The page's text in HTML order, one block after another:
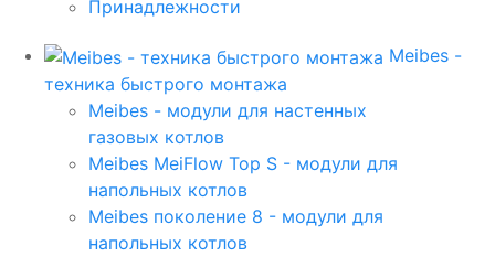
Принадлежности
Meibes -
техника быстрого монтажа
Meibes - модули для настенных
газовых котлов
Meibes MeiFlow Top S - модули для
напольных котлов
Meibes поколение 8 - модули для
напольных котлов